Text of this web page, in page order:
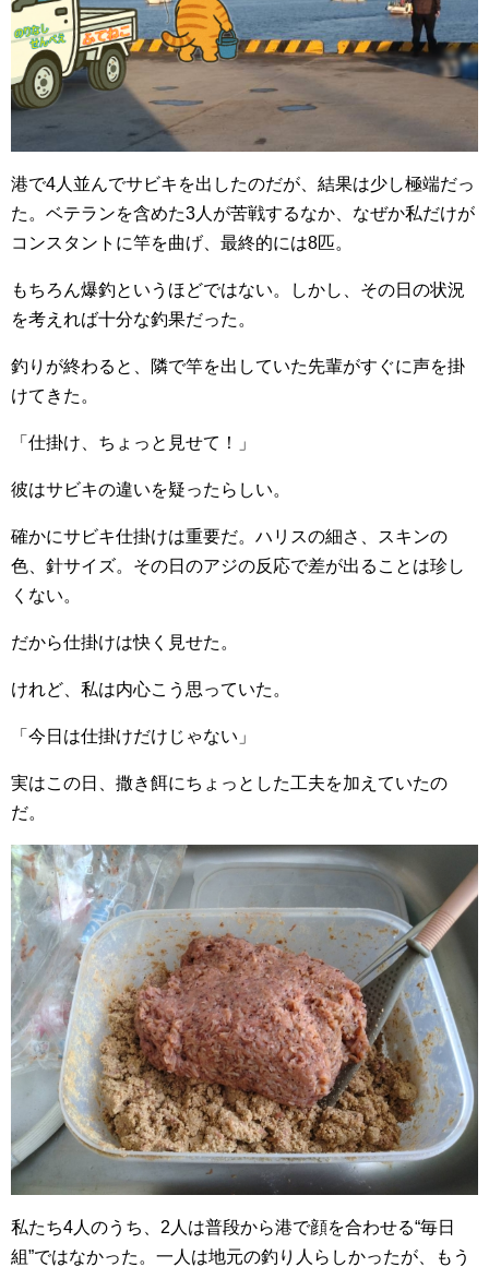
港で4人並んでサビキを出したのだが、結果は少し極端だっ
た。ベテランを含めた3人が苦戦するなか、なぜか私だけが
コンスタントに竿を曲げ、最終的には8匹。
もちろん爆釣というほどではない。しかし、その日の状況
を考えれば十分な釣果だった。
釣りが終わると、隣で竿を出していた先輩がすぐに声を掛
けてきた。
「仕掛け、ちょっと見せて！」
彼はサビキの違いを疑ったらしい。
確かにサビキ仕掛けは重要だ。ハリスの細さ、スキンの
色、針サイズ。その日のアジの反応で差が出ることは珍し
くない。
だから仕掛けは快く見せた。
けれど、私は内心こう思っていた。
「今日は仕掛けだけじゃない」
実はこの日、撒き餌にちょっとした工夫を加えていたの
だ。
私たち4人のうち、2人は普段から港で顔を合わせる“毎日
組”ではなかった。一人は地元の釣り人らしかったが、もう